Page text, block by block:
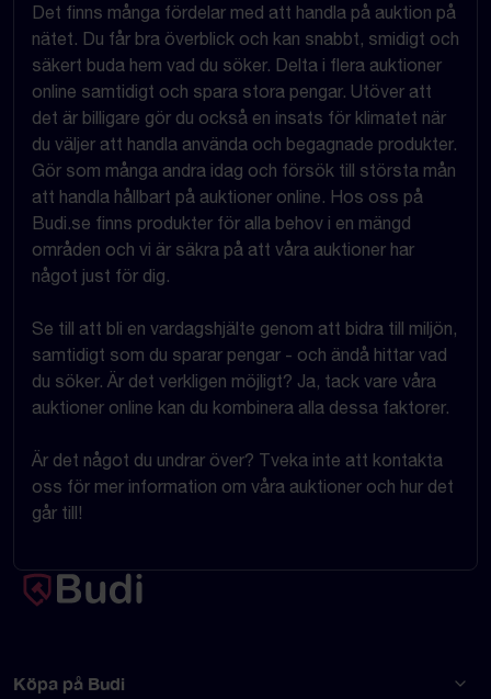
Det finns många fördelar med att handla på auktion på
nätet. Du får bra överblick och kan snabbt, smidigt och
säkert buda hem vad du söker. Delta i flera auktioner
online samtidigt och spara stora pengar. Utöver att
det är billigare gör du också en insats för klimatet när
du väljer att handla använda och begagnade produkter.
Gör som många andra idag och försök till största mån
att handla hållbart på auktioner online. Hos oss på
Budi.se finns produkter för alla behov i en mängd
områden och vi är säkra på att våra auktioner har
något just för dig.
Se till att bli en vardagshjälte genom att bidra till miljön,
samtidigt som du sparar pengar - och ändå hittar vad
du söker. Är det verkligen möjligt? Ja, tack vare våra
auktioner online kan du kombinera alla dessa faktorer.
Är det något du undrar över? Tveka inte att kontakta
oss för mer information om våra auktioner och hur det
går till!
Köpa på Budi